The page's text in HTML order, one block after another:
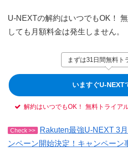
U-NEXTの解約はいつでもOK！
しても月額料金は発生しません。
まずは31日間無料ト
いますぐU-NEXT
解約はいつでもOK！ 無料トライア
Check >>
Rakuten最強U-NEXT 3
ンペーン開始決定！キャンペーン